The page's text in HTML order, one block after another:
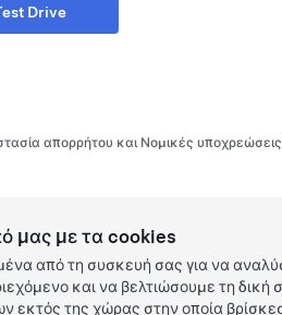
Drive
απορρήτου και Νομικές υποχρεώσεις
μας με τα cookies
από τη συσκευή σας για να
και να βελτιώσουμε τη δική
της χώρας στην οποία